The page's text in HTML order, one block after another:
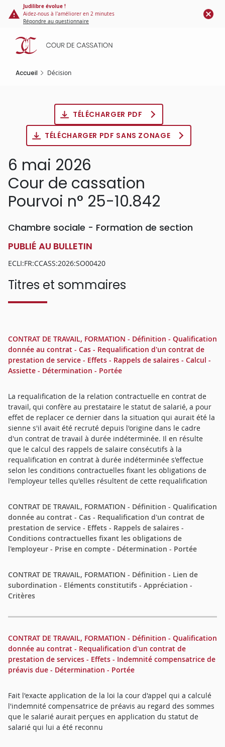
Panneau de gestion des cookies
contenu
principal
Judilibre évolue !
Aidez-nous à l'améliorer en 2 minutes
Répondre au questionnaire
Accueil Décision
TÉLÉCHARGER PDF
TÉLÉCHARGER PDF SANS ZONAGE
6 mai 2026
Cour de cassation
Pourvoi n° 25-10.842
Chambre sociale - Formation de section
PUBLIÉ AU BULLETIN
ECLI:FR:CCASS:2026:SO00420
Titres et sommaires
CONTRAT DE TRAVAIL, FORMATION - Définition - Qualification
donnée au contrat - Cas - Requalification d'un contrat de
prestation de service - Effets - Rappels de salaires - Calcul -
Assiette - Détermination - Portée
La requalification de la relation contractuelle en contrat de
travail, qui confère au prestataire le statut de salarié, a pour
effet de replacer ce dernier dans la situation qui aurait été la
sienne s'il avait été recruté depuis l'origine dans le cadre
d'un contrat de travail à durée indéterminée. Il en résulte
que le calcul des rappels de salaire consécutifs à la
requalification en contrat à durée indéterminée s'effectue
selon les conditions contractuelles fixant les obligations de
l'employeur telles qu'elles résultent de cette requalification
CONTRAT DE TRAVAIL, FORMATION - Définition - Qualification
donnée au contrat - Cas - Requalification d'un contrat de
prestation de service - Effets - Rappels de salaires -
Conditions contractuelles fixant les obligations de
l'employeur - Prise en compte - Détermination - Portée
CONTRAT DE TRAVAIL, FORMATION - Définition - Lien de
subordination - Eléments constitutifs - Appréciation -
Critères
CONTRAT DE TRAVAIL, FORMATION - Définition - Qualification
donnée au contrat - Requalification d'un contrat de
prestation de services - Effets - Indemnité compensatrice de
préavis due - Détermination - Portée
Fait l'exacte application de la loi la cour d'appel qui a calculé
l'indemnité compensatrice de préavis au regard des sommes
que le salarié aurait perçues en application du statut de
salarié qui lui a été reconnu